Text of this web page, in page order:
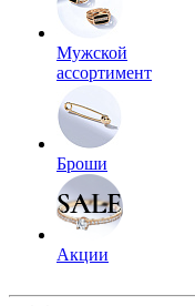
Мужской
ассортимент
Броши
Акции